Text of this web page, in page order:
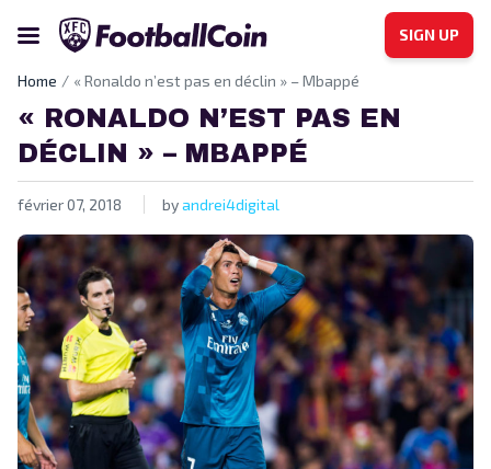
SIGN UP
Home « Ronaldo n’est pas en déclin » – Mbappé
« RONALDO N’EST PAS EN
DÉCLIN » – MBAPPÉ
février 07, 2018 byandrei4digital